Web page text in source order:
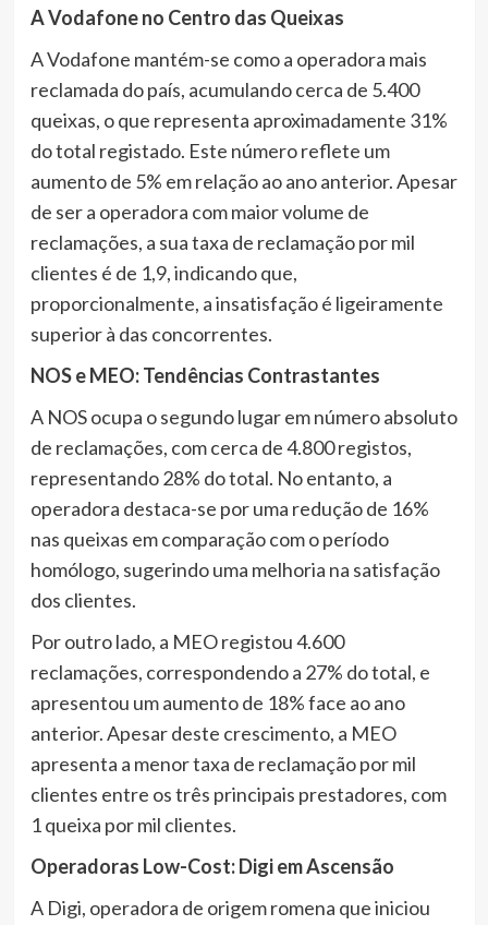
A Vodafone no Centro das Queixas
A Vodafone mantém-se como a operadora mais
reclamada do país, acumulando cerca de 5.400
queixas, o que representa aproximadamente 31%
do total registado. Este número reflete um
aumento de 5% em relação ao ano anterior. Apesar
de ser a operadora com maior volume de
reclamações, a sua taxa de reclamação por mil
clientes é de 1,9, indicando que,
proporcionalmente, a insatisfação é ligeiramente
superior à das concorrentes.
NOS e MEO: Tendências Contrastantes
A NOS ocupa o segundo lugar em número absoluto
de reclamações, com cerca de 4.800 registos,
representando 28% do total. No entanto, a
operadora destaca-se por uma redução de 16%
nas queixas em comparação com o período
homólogo, sugerindo uma melhoria na satisfação
dos clientes.
Por outro lado, a MEO registou 4.600
reclamações, correspondendo a 27% do total, e
apresentou um aumento de 18% face ao ano
anterior. Apesar deste crescimento, a MEO
apresenta a menor taxa de reclamação por mil
clientes entre os três principais prestadores, com
1 queixa por mil clientes.
Operadoras Low-Cost: Digi em Ascensão
A Digi, operadora de origem romena que iniciou